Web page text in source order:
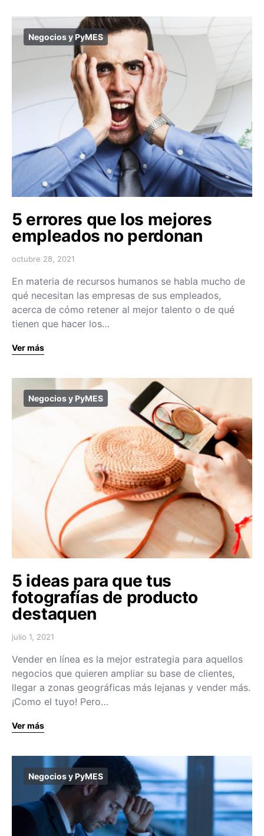
Negocios y PyMES
5 errores que los mejores
empleados no perdonan
octubre 28, 2021
En materia de recursos humanos se habla mucho de
qué necesitan las empresas de sus empleados,
acerca de cómo retener al mejor talento o de qué
tienen que hacer los…
Ver más
Negocios y PyMES
5 ideas para que tus
fotografías de producto
destaquen
julio 1, 2021
Vender en línea es la mejor estrategia para aquellos
negocios que quieren ampliar su base de clientes,
llegar a zonas geográficas más lejanas y vender más.
¡Como el tuyo! Pero…
Ver más
Negocios y PyMES